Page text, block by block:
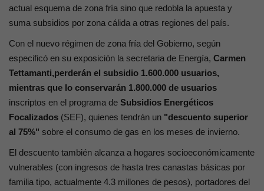
actual esquema de zona fría sino que redobla la apuesta y
suma subsidios por zona cálida a otras regiones del país.
Con el nuevo régimen de zona fría del Gobierno, según
especificó en su exposición la secretaria de Energía, Carmen
Tettamanti,perderán el subsidio 1.600.000 usuarios,
mientras que lo conservarán 1.800.000 de usuarios
inscriptos en el programa de Subsidios Energéticos
Focalizados (SEF), quienes tendrán un "descuento superior
al 75%" sobre el consumo de gas en los meses de invierno.
El descuento también alcanza a hogares socioeconómicamente
vulnerables (con ingresos de hasta tres canastas básicas por
familia tipo, actualmente 4.3 millones de pesos), portadores del